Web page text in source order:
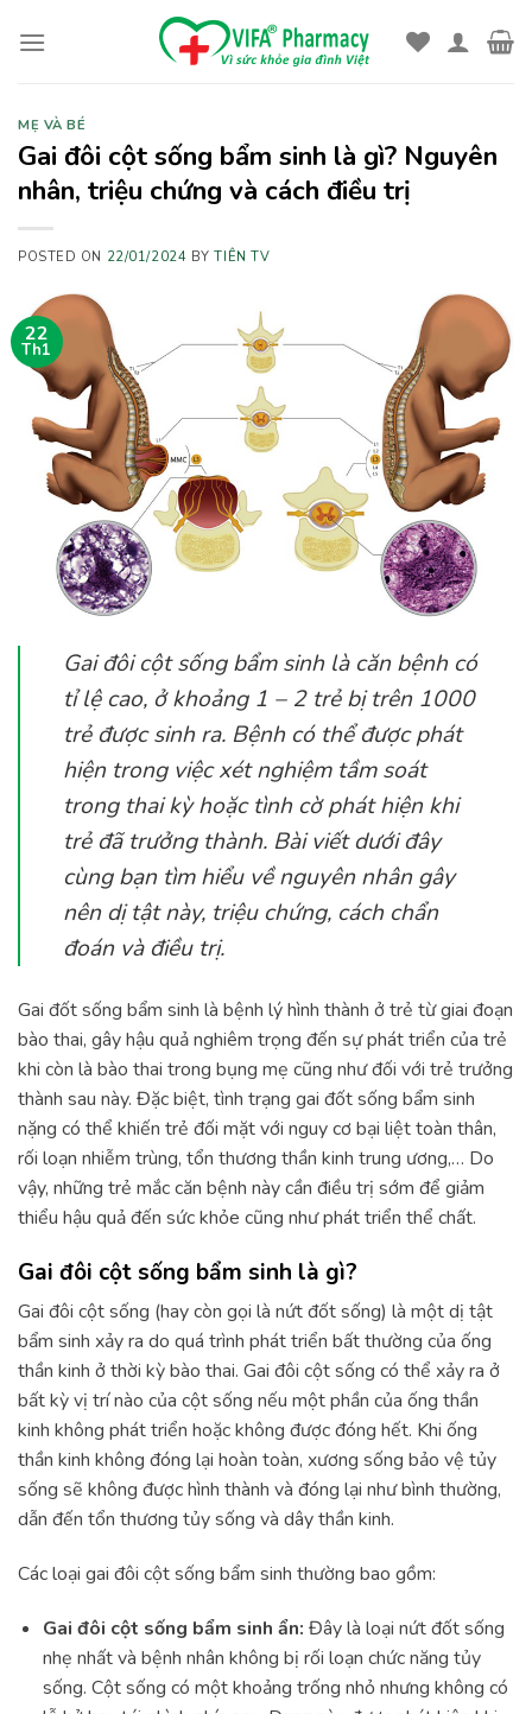
MẸ VÀ BÉ
Gai đôi cột sống bẩm sinh là gì? Nguyên
nhân, triệu chứng và cách điều trị
POSTED ON 22/01/2024 BYTIÊN TV
22
Th1
Gai đôi cột sống bẩm sinh là căn bệnh có
tỉ lệ cao, ở khoảng 1 – 2 trẻ bị trên 1000
trẻ được sinh ra. Bệnh có thể được phát
hiện trong việc xét nghiệm tầm soát
trong thai kỳ hoặc tình cờ phát hiện khi
trẻ đã trưởng thành. Bài viết dưới đây
cùng bạn tìm hiểu về nguyên nhân gây
nên dị tật này, triệu chứng, cách chẩn
đoán và điều trị.
Gai đốt sống bẩm sinh là bệnh lý hình thành ở trẻ từ giai đoạn
bào thai, gây hậu quả nghiêm trọng đến sự phát triển của trẻ
khi còn là bào thai trong bụng mẹ cũng như đối với trẻ trưởng
thành sau này. Đặc biệt, tình trạng gai đốt sống bẩm sinh
nặng có thể khiến trẻ đối mặt với nguy cơ bại liệt toàn thân,
rối loạn nhiễm trùng, tổn thương thần kinh trung ương,… Do
vậy, những trẻ mắc căn bệnh này cần điều trị sớm để giảm
thiểu hậu quả đến sức khỏe cũng như phát triển thể chất.
Gai đôi cột sống bẩm sinh là gì?
Gai đôi cột sống (hay còn gọi là nứt đốt sống) là một dị tật
bẩm sinh xảy ra do quá trình phát triển bất thường của ống
thần kinh ở thời kỳ bào thai. Gai đôi cột sống có thể xảy ra ở
bất kỳ vị trí nào của cột sống nếu một phần của ống thần
kinh không phát triển hoặc không được đóng hết. Khi ống
thần kinh không đóng lại hoàn toàn, xương sống bảo vệ tủy
sống sẽ không được hình thành và đóng lại như bình thường,
dẫn đến tổn thương tủy sống và dây thần kinh.
Các loại gai đôi cột sống bẩm sinh thường bao gồm:
Gai đôi cột sống bẩm sinh ẩn: Đây là loại nứt đốt sống
nhẹ nhất và bệnh nhân không bị rối loạn chức năng tủy
sống. Cột sống có một khoảng trống nhỏ nhưng không có